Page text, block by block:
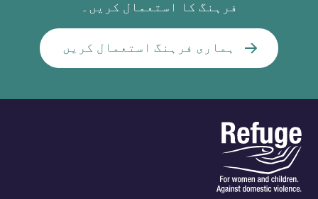
فرہنگ کا استعمال کریں۔
ہماری فرہنگ استعمال کریں